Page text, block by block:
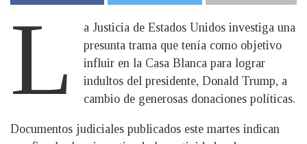
L
a Justicia de Estados Unidos investiga una
presunta trama que tenía como objetivo
influir en la Casa Blanca para lograr
indultos del presidente, Donald Trump, a
cambio de generosas donaciones políticas.
Documentos judiciales publicados este martes indican